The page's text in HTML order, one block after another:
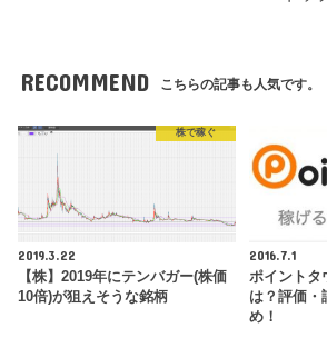
RECOMMEND こちらの記事も人気です。
株で稼ぐ
2019.3.22
【株】2019年にテンバガー(株価
10倍)が狙えそうな銘柄
2016.7.1
ポイントタ
は？評価・
め！